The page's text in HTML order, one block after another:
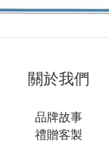
關於我們
品牌故事
禮贈客製